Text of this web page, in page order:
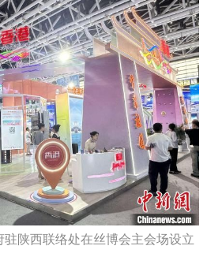
陕西联络处在丝博会主会场设立